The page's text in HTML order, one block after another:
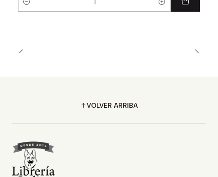
Cantidad
VOLVER ARRIBA